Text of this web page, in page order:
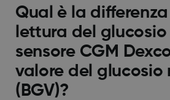
Qual è la
lettura del glucosio
sensore CGM
valore del glucosio
(BGV)?